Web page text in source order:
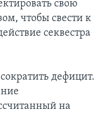
свою
чтобы свести к
секвестра
дефицит.
на